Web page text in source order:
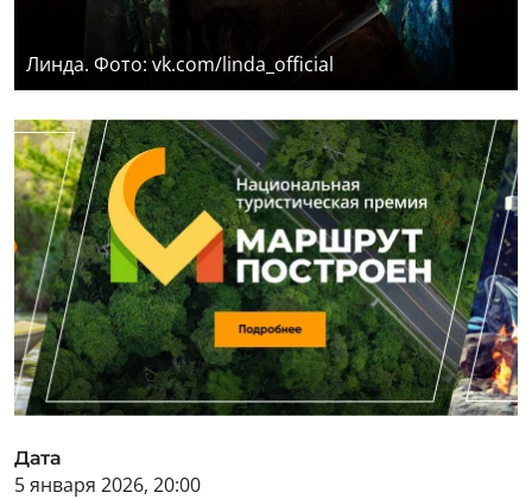
Линда. Фото: vk.com/linda_official
Дата
5 января 2026, 20:00